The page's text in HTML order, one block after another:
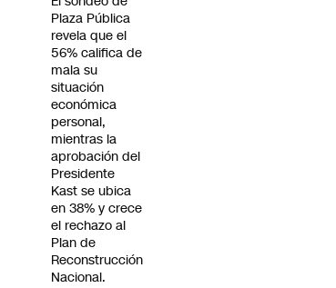
Plaza Pública
revela que el
56% califica de
mala su
situación
económica
personal,
mientras la
aprobación del
Presidente
Kast se ubica
en 38% y crece
el rechazo al
Plan de
Reconstrucción
Nacional.